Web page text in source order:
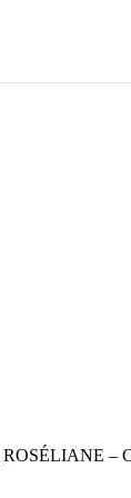
ROSÉLIANE –